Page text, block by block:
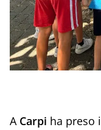
A Carpi ha preso